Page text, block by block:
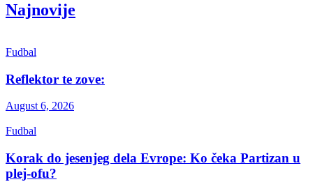
Najnovije
Fudbal
Reflektor te zove:
August 6, 2026
Fudbal
Korak do jesenjeg dela Evrope: Ko čeka Partizan u
plej-ofu?